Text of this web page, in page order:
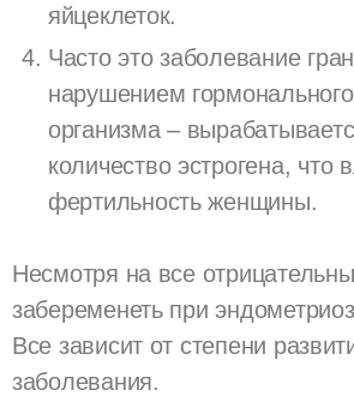
яйцеклеток.
Часто это заболевание
нарушением
организма –
количество эстрогена, что
фертильность женщины.
Несмотря на все
забеременеть при
Все зависит от степени
заболевания.